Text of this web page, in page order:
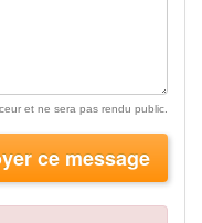
et ne sera pas rendu public.
ce message